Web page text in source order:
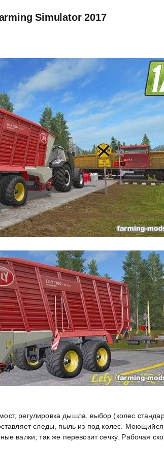
Simulator 2017
регулировка дышла, выбор (колес
следы, пыль из под колес.
валки; так же перевозит сечку. Рабочая